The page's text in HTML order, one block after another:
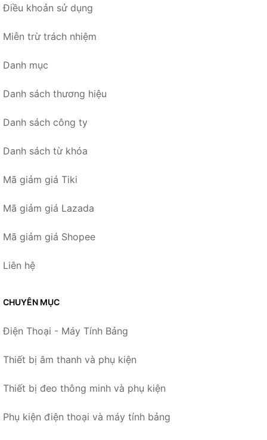
Điều khoản sử dụng
Miễn trừ trách nhiệm
Danh mục
Danh sách thương hiệu
Danh sách công ty
Danh sách từ khóa
Mã giảm giá Tiki
Mã giảm giá Lazada
Mã giảm giá Shopee
Liên hệ
CHUYÊN MỤC
Điện Thoại - Máy Tính Bảng
Thiết bị âm thanh và phụ kiện
Thiết bị đeo thông minh và phụ kiện
Phụ kiện điện thoại và máy tính bảng